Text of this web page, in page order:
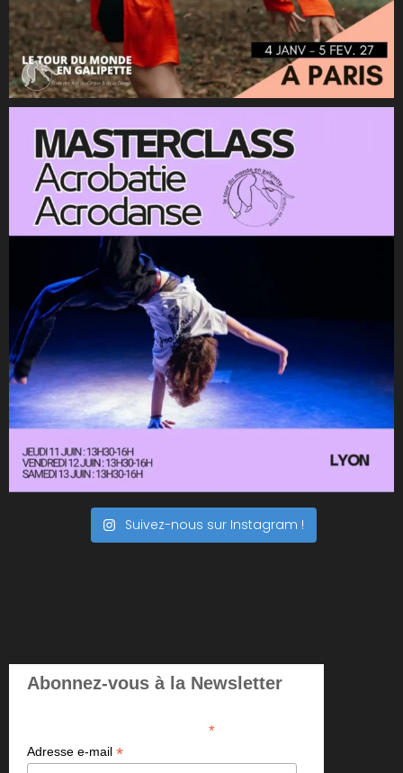
Suivez-nous sur Instagram !
Abonnez-vous à la Newsletter
*indicates required
Adresse e-mail *